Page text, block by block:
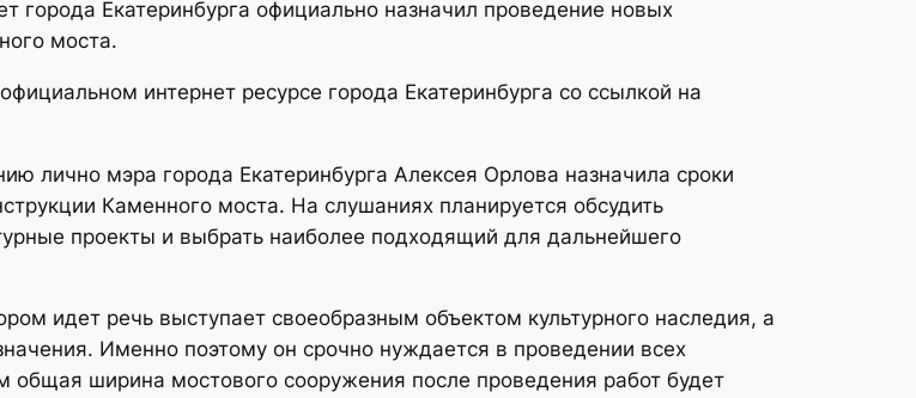
города Екатеринбурга официально назначил проведение новых
моста.
интернет ресурсе города Екатеринбурга со ссылкой на
лично мэра города Екатеринбурга Алексея Орлова назначила сроки
Каменного моста. На слушаниях планируется обсудить
проекты и выбрать наиболее подходящий для дальнейшего
идет речь выступает своеобразным объектом культурного наследия, а
Именно поэтому он срочно нуждается в проведении всех
ширина мостового сооружения после проведения работ будет